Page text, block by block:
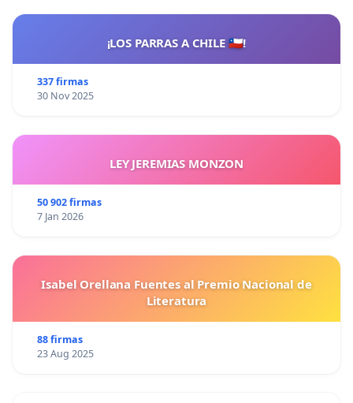
¡LOS PARRAS A CHILE 🇨🇱!
337 firmas
30 Nov 2025
LEY JEREMIAS MONZON
50 902 firmas
7 Jan 2026
Isabel Orellana Fuentes al Premio Nacional de
Literatura
88 firmas
23 Aug 2025